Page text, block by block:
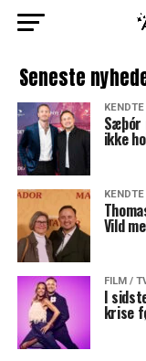
Seneste
KENDTE
Sæþór
ikke
KENDTE
Vild
FILM /
I
krise